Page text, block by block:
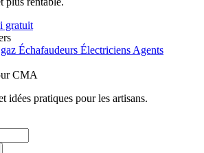
gratuit
Échafaudeurs Électriciens Agents
CMA
idées pratiques pour les artisans.